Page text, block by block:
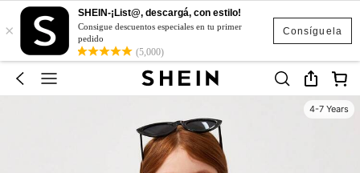
Consíguela
×
SHEIN-¡List@, descargá, con estilo!
Consigue descuentos especiales en tu primer
pedido
(5,000)
4-7 Years